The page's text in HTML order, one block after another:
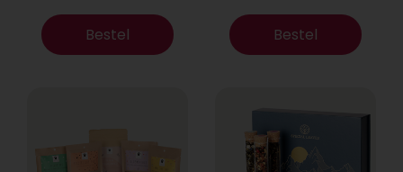
Bestel Bestel